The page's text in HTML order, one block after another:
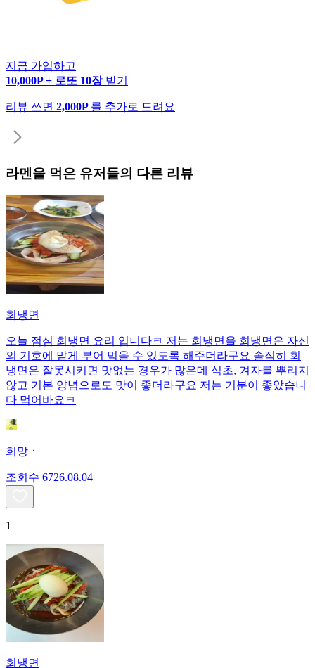
지금 가입하고
10,000P + 로또 10장 받기
리뷰 쓰면 2,000P 를 추가로 드려요
라멘 을 먹은 유저들의 다른 리뷰
회냉면
오늘 점심 회냉면 요리 입니다ㅋ 저는 회냉면을 회냉면은 자신
의 기호에 맡게 부어 먹을 수 있도록 해주더라구요 솔직히 회
냉면은 잘못시키면 맛없는 경우가 많은데 식초, 겨자를 뿌리지
않고 기본 양념으로도 맛이 좋더라구요 저는 기분이 좋았습니
다 먹어바요ㅋ
희망ㆍ
조회수 6726.08.04
1
회냉면